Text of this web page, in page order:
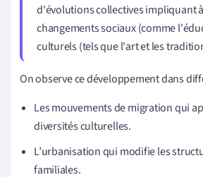
d'évolutions collectives impliquant
changements sociaux (comme
culturels (tels que l'art et les
On observe ce développement dans
Les mouvements de migration qui
diversités culturelles.
L’urbanisation qui modifie les
familiales.